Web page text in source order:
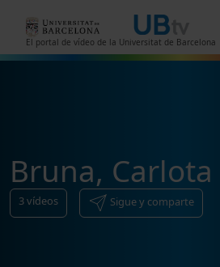
El portal de vídeo de la Universitat de Barcelona
Bruna, Carlota
3vídeos Sigue y comparte